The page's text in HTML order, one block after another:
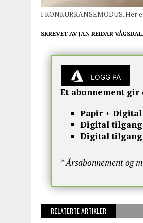
I KONKURRANSEMODUS. Her
SKREVET AV JAN REIDAR
LOGG PÅ
Et abonnement
Papir +
Digital tilgang
Digital tilgang
* Årsabonnement og
RELATERTE ARTIKLER